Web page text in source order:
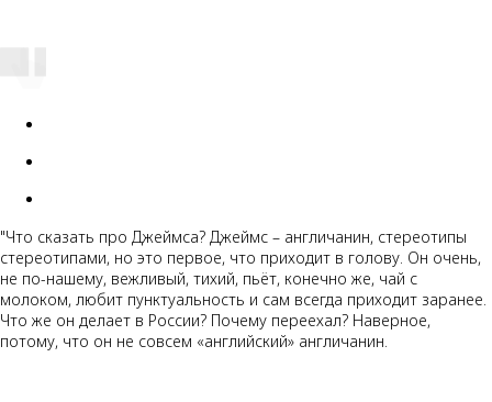
"Что сказать про Джеймса? Джеймс – англичанин, стереотипы
стереотипами, но это первое, что приходит в голову. Он очень,
не по-нашему, вежливый, тихий, пьёт, конечно же, чай с
молоком, любит пунктуальность и сам всегда приходит заранее.
Что же он делает в России? Почему переехал? Наверное,
потому, что он не совсем «английский» англичанин.